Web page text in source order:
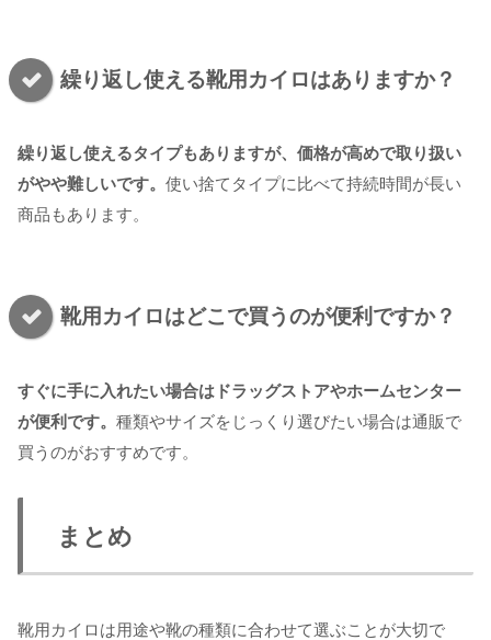
繰り返し使える靴用カイロはありますか？
繰り返し使えるタイプもありますが、価格が高めで取り扱い
がやや難しいです。 使い捨てタイプに比べて持続時間が長い
商品もあります。
靴用カイロはどこで買うのが便利ですか？
すぐに手に入れたい場合はドラッグストアやホームセンター
が便利です。 種類やサイズをじっくり選びたい場合は通販で
買うのがおすすめです。
まとめ
靴用カイロは用途や靴の種類に合わせて選ぶことが大切で